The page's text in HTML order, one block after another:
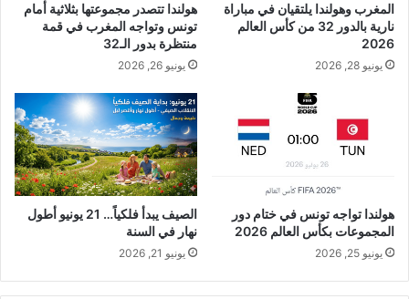
المغرب وهولندا يلتقيان في مباراة
نارية بالدور 32 من كأس العالم
2026
يونيو 28, 2026
هولندا تتصدر مجموعتها بثلاثية أمام
تونس وتواجه المغرب في قمة
منتظرة بدور الـ32
يونيو 26, 2026
هولندا تواجه تونس في ختام دور
المجموعات بكأس العالم 2026
يونيو 25, 2026
الصيف يبدأ فلكياً… 21 يونيو أطول
نهار في السنة
يونيو 21, 2026